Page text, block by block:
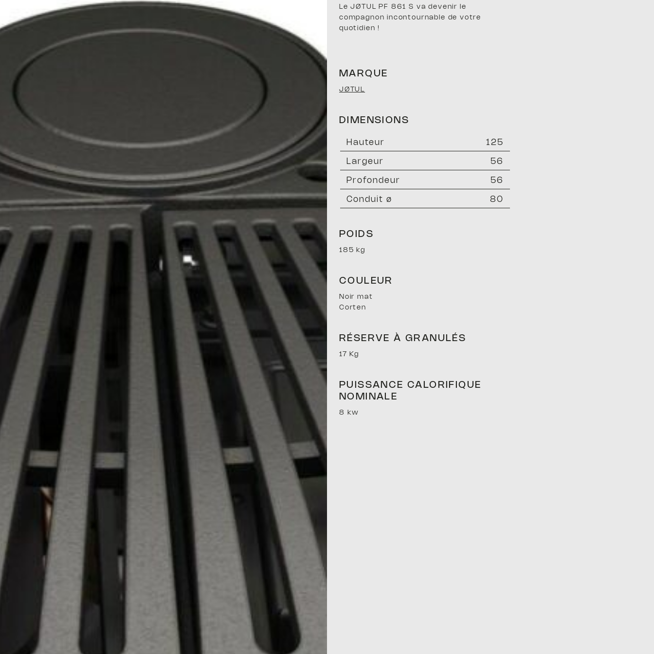
POÊLES À BOIS
POÊLES À GRANULÉS
POÊLES MIXTES
FOYERS & INSERTS
CHAUDIÈRES
POMPES À CHALEUR
CLIMATISEURS
Le JØTUL PF 861 S va devenir le
compagnon incontournable de votre
quotidien !
MARQUE
JØTUL
DIMENSIONS
hauteur 125
largeur 56
profondeur 56
conduit ø 80
POIDS
185 kg
COULEUR
Noir mat
Corten
RÉSERVE À GRANULÉS
17 Kg
PUISSANCE CALORIFIQUE
NOMINALE
8 kw